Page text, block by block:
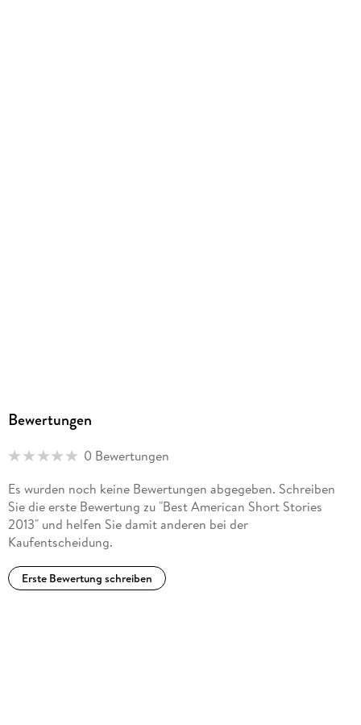
Bewertungen
0 Bewertungen
Es wurden noch keine Bewertungen abgegeben. Schreiben
Sie die erste Bewertung zu "Best American Short Stories
2013" und helfen Sie damit anderen bei der
Kaufentscheidung.
Erste Bewertung schreiben